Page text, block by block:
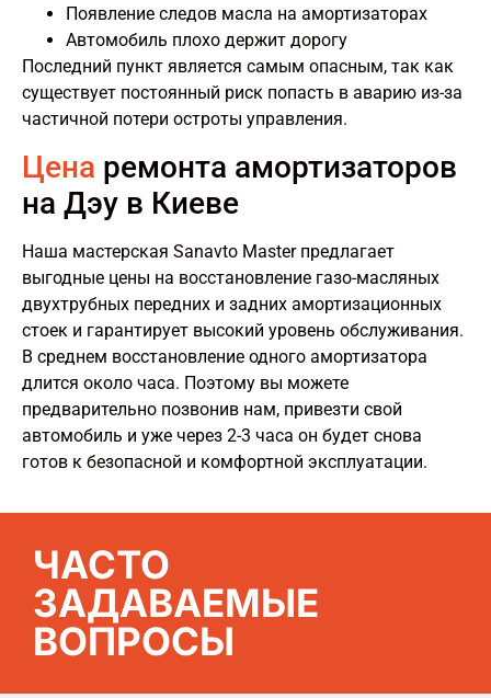
Появление следов масла на амортизаторах
Автомобиль плохо держит дорогу
Последний пункт является самым опасным, так как
существует постоянный риск попасть в аварию из-за
частичной потери остроты управления.
Цена ремонта амортизаторов
на Дэу в Киеве
Наша мастерская Sanavto Master предлагает
выгодные цены на восстановление газо-масляных
двухтрубных передних и задних амортизационных
стоек и гарантирует высокий уровень обслуживания.
В среднем восстановление одного амортизатора
длится около часа. Поэтому вы можете
предварительно позвонив нам, привезти свой
автомобиль и уже через 2-3 часа он будет снова
готов к безопасной и комфортной эксплуатации.
ЧАСТО
ЗАДАВАЕМЫЕ
ВОПРОСЫ